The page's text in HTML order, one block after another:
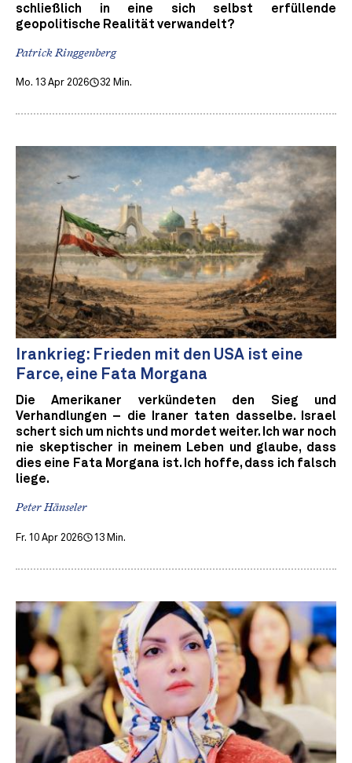
schließlich in eine sich selbst erfüllende
geopolitische Realität verwandelt?
Patrick Ringgenberg
Mo. 13 Apr 2026 32 Min.
Irankrieg: Frieden mit den USA ist eine
Farce, eine Fata Morgana
Die Amerikaner verkündeten den Sieg und
Verhandlungen – die Iraner taten dasselbe. Israel
schert sich um nichts und mordet weiter. Ich war noch
nie skeptischer in meinem Leben und glaube, dass
dies eine Fata Morgana ist. Ich hoffe, dass ich falsch
liege.
Peter Hänseler
Fr. 10 Apr 2026 13 Min.